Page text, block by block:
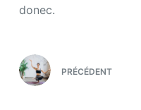
donec.
PRÉCÉDENT